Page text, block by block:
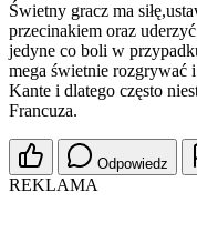
Świetny gracz ma
przecinakiem oraz
jedyne co boli w
mega świetnie rozgrywać
Kante i dlatego często
Francuza.
Odpowiedz
REKLAMA